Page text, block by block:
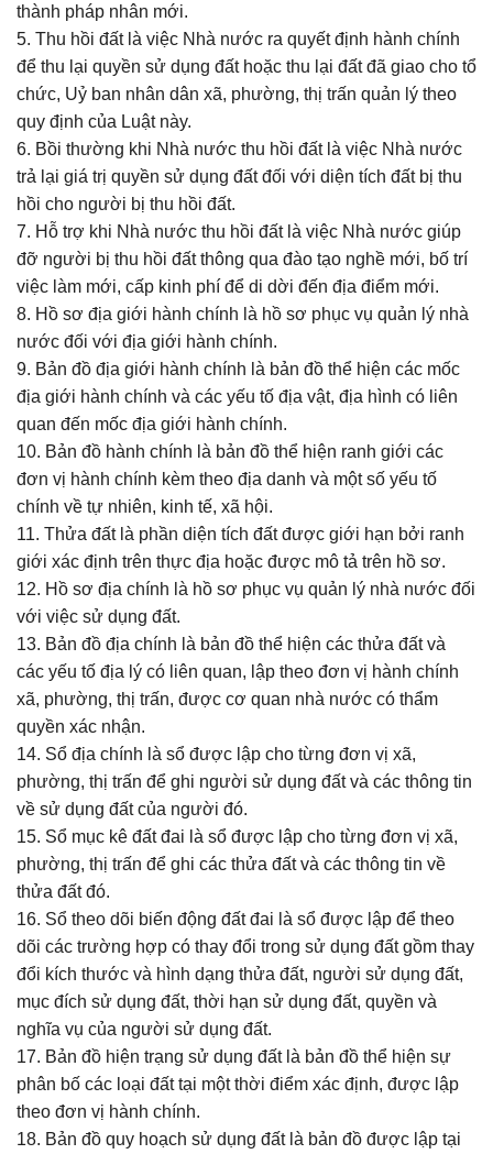
thành pháp nhân mới.
5. Thu hồi đất là việc Nhà nước ra quyết định hành chính
để thu lại quyền sử dụng đất hoặc thu lại đất đã giao cho tổ
chức, Uỷ ban nhân dân xã, phường, thị trấn quản lý theo
quy định của Luật này.
6. Bồi thường khi Nhà nước thu hồi đất là việc Nhà nước
trả lại giá trị quyền sử dụng đất đối với diện tích đất bị thu
hồi cho người bị thu hồi đất.
7. Hỗ trợ khi Nhà nước thu hồi đất là việc Nhà nước giúp
đỡ người bị thu hồi đất thông qua đào tạo nghề mới, bố trí
việc làm mới, cấp kinh phí để di dời đến địa điểm mới.
8. Hồ sơ địa giới hành chính là hồ sơ phục vụ quản lý nhà
nước đối với địa giới hành chính.
9. Bản đồ địa giới hành chính là bản đồ thể hiện các mốc
địa giới hành chính và các yếu tố địa vật, địa hình có liên
quan đến mốc địa giới hành chính.
10. Bản đồ hành chính là bản đồ thể hiện ranh giới các
đơn vị hành chính kèm theo địa danh và một số yếu tố
chính về tự nhiên, kinh tế, xã hội.
11. Thửa đất là phần diện tích đất được giới hạn bởi ranh
giới xác định trên thực địa hoặc được mô tả trên hồ sơ.
12. Hồ sơ địa chính là hồ sơ phục vụ quản lý nhà nước đối
với việc sử dụng đất.
13. Bản đồ địa chính là bản đồ thể hiện các thửa đất và
các yếu tố địa lý có liên quan, lập theo đơn vị hành chính
xã, phường, thị trấn, được cơ quan nhà nước có thẩm
quyền xác nhận.
14. Sổ địa chính là sổ được lập cho từng đơn vị xã,
phường, thị trấn để ghi người sử dụng đất và các thông tin
về sử dụng đất của người đó.
15. Sổ mục kê đất đai là sổ được lập cho từng đơn vị xã,
phường, thị trấn để ghi các thửa đất và các thông tin về
thửa đất đó.
16. Sổ theo dõi biến động đất đai là sổ được lập để theo
dõi các trường hợp có thay đổi trong sử dụng đất gồm thay
đổi kích thước và hình dạng thửa đất, người sử dụng đất,
mục đích sử dụng đất, thời hạn sử dụng đất, quyền và
nghĩa vụ của người sử dụng đất.
17. Bản đồ hiện trạng sử dụng đất là bản đồ thể hiện sự
phân bố các loại đất tại một thời điểm xác định, được lập
theo đơn vị hành chính.
18. Bản đồ quy hoạch sử dụng đất là bản đồ được lập tại